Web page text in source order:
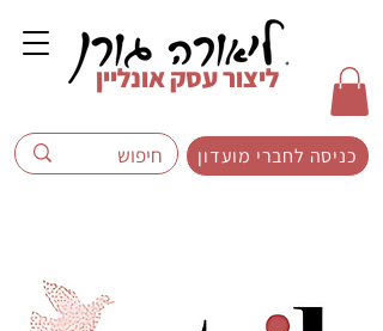
כניסה לחברי מועדון
ליצור עסק אונליין